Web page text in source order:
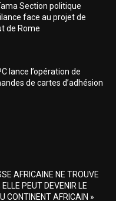
Section politique
face au projet de
de Rome
lance l’opération de
de cartes d’adhésion
AFRICAINE NE TROUVE
ELLE PEUT DEVENIR LE
CONTINENT AFRICAIN »